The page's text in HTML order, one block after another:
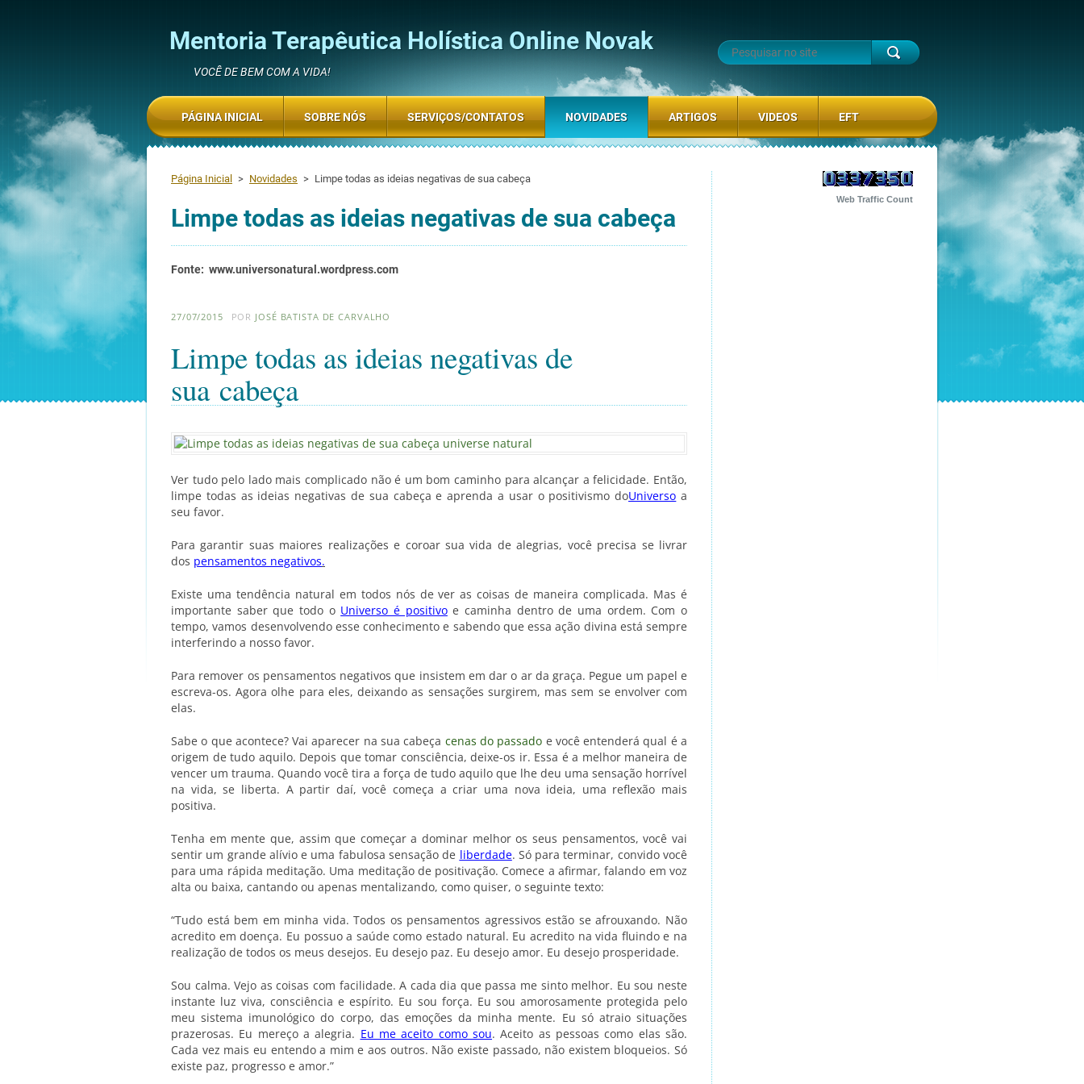
Mentoria Terapêutica Holística Online Novak
VOCÊ DE BEM COM A VIDA!
Página Inicial > Novidades > Limpe todas as ideias negativas de sua cabeça
Limpe todas as ideias negativas de sua cabeça
Fonte: www.universonatural.wordpress.com
27/07/2015 POR JOSÉ BATISTA DE CARVALHO
Limpe todas as ideias negativas de
sua cabeça
Ver tudo pelo lado mais complicado não é um bom caminho para alcançar a felicidade. Então,
limpe todas as ideias negativas de sua cabeça e aprenda a usar o positivismo doUniverso a
seu favor.
Para garantir suas maiores realizações e coroar sua vida de alegrias, você precisa se livrar
dos pensamentos negativos.
Existe uma tendência natural em todos nós de ver as coisas de maneira complicada. Mas é
importante saber que todo o Universo é positivoe caminha dentro de uma ordem. Com o
tempo, vamos desenvolvendo esse conhecimento e sabendo que essa ação divina está sempre
interferindo a nosso favor.
Para remover os pensamentos negativos que insistem em dar o ar da graça. Pegue um papel e
escreva-os. Agora olhe para eles, deixando as sensações surgirem, mas sem se envolver com
elas.
Sabe o que acontece? Vai aparecer na sua cabeça cenas do passado e você entenderá qual é a
origem de tudo aquilo. Depois que tomar consciência, deixe-os ir. Essa é a melhor maneira de
vencer um trauma. Quando você tira a força de tudo aquilo que lhe deu uma sensação horrível
na vida, se liberta. A partir daí, você começa a criar uma nova ideia, uma reflexão mais
positiva.
Tenha em mente que, assim que começar a dominar melhor os seus pensamentos, você vai
sentir um grande alívio e uma fabulosa sensação de liberdade. Só para terminar, convido você
para uma rápida meditação. Uma meditação de positivação. Comece a afirmar, falando em voz
alta ou baixa, cantando ou apenas mentalizando, como quiser, o seguinte texto:
“Tudo está bem em minha vida. Todos os pensamentos agressivos estão se afrouxando. Não
acredito em doença. Eu possuo a saúde como estado natural. Eu acredito na vida fluindo e na
realização de todos os meus desejos. Eu desejo paz. Eu desejo amor. Eu desejo prosperidade.
Sou calma. Vejo as coisas com facilidade. A cada dia que passa me sinto melhor. Eu sou neste
instante luz viva, consciência e espírito. Eu sou força. Eu sou amorosamente protegida pelo
meu sistema imunológico do corpo, das emoções da minha mente. Eu só atraio situações
prazerosas. Eu mereço a alegria. Eu me aceito como sou. Aceito as pessoas como elas são.
Cada vez mais eu entendo a mim e aos outros. Não existe passado, não existem bloqueios. Só
existe paz, progresso e amor.”
Web Traffic Count
PÁGINA INICIAL SOBRE NÓS SERVIÇOS/CONTATOS NOVIDADES ARTIGOS VIDEOS EFT